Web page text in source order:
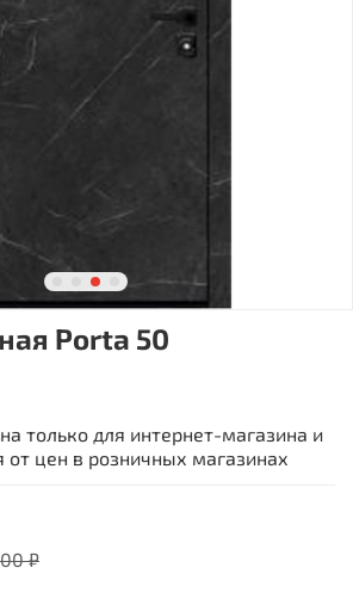
Porta 50
₽
только для интернет-магазина и
от цен в розничных магазинах